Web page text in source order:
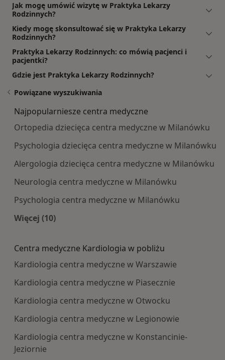
Jak mogę umówić wizytę w Praktyka Lekarzy
Rodzinnych?
Kiedy mogę skonsultować się w Praktyka Lekarzy
Rodzinnych?
Praktyka Lekarzy Rodzinnych: co mówią pacjenci i
pacjentki?
Gdzie jest Praktyka Lekarzy Rodzinnych?
Powiązane wyszukiwania
Najpopularniesze centra medyczne
Ortopedia dziecięca centra medyczne w Milanówku
Psychologia dziecięca centra medyczne w Milanówku
Alergologia dziecięca centra medyczne w Milanówku
Neurologia centra medyczne w Milanówku
Psychologia centra medyczne w Milanówku
Więcej (10)
Centra medyczne Kardiologia w pobliżu
Kardiologia centra medyczne w Warszawie
Kardiologia centra medyczne w Piasecznie
Kardiologia centra medyczne w Otwocku
Kardiologia centra medyczne w Legionowie
Kardiologia centra medyczne w Konstancinie-
Jeziornie